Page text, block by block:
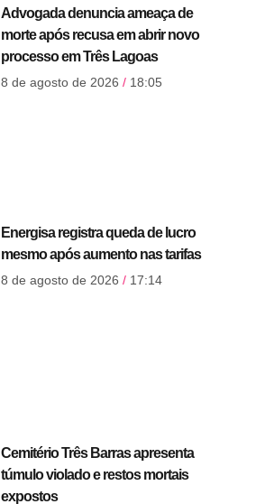
Advogada denuncia ameaça de
morte após recusa em abrir novo
processo em Três Lagoas
8 de agosto de 2026 18:05
Energisa registra queda de lucro
mesmo após aumento nas tarifas
8 de agosto de 2026 17:14
Cemitério Três Barras apresenta
túmulo violado e restos mortais
expostos